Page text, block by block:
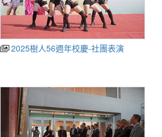
2025樹人56週年校慶-社團表演